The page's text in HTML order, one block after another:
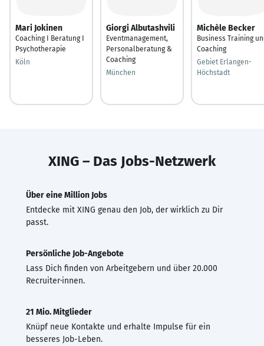
Mari Jokinen
Coaching I Beratung I
Psychotherapie
Köln
Giorgi Albutashvili
Eventmanagement,
Personalberatung &
Coaching
München
Michèle Becker
Business Training
Coaching
Gebiet Erlangen-
Höchstadt
XING – Das Jobs-Netzwerk
Über eine Million Jobs
Entdecke mit XING genau den Job, der wirklich zu Dir
passt.
Persönliche Job-Angebote
Lass Dich finden von Arbeitgebern und über 20.000
Recruiter·innen.
21 Mio. Mitglieder
Knüpf neue Kontakte und erhalte Impulse für ein
besseres Job-Leben.